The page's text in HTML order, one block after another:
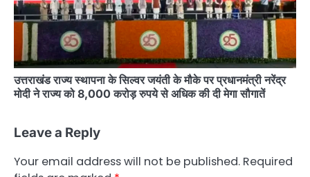
उत्तराखंड राज्य स्थापना के सिल्वर जयंती के मौके पर प्रधानमंत्री नरेंद्र
मोदी ने राज्य को 8,000 करोड़ रुपये से अधिक की दी मेगा सौगातें
Leave a Reply
Your email address will not be published. Required